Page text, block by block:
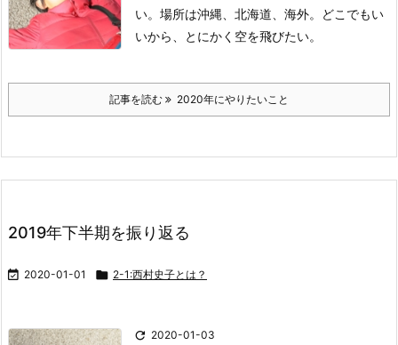
い。 場所は沖縄、北海道、海外。
どこでもい
いから、とにかく空を飛びたい。
記事を読む 2020年にやりたいこと
2019年下半期を振り返る
 2020-01-01  2-1:西村史子とは？
 2020-01-03